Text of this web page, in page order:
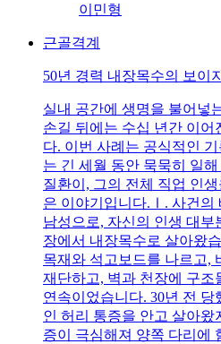
이민형
근골격계
50년 경력 내장목수의 보이
실내 공간에 생명을 불어넣
손길 뒤에는 수십 년간 이어
다. 이번 사례는 공식적인
는 긴 세월 동안 묵묵히 일
질환이, 그의 전체 직업 인
은 이야기입니다.Ⅰ. 사건의
남성으로, 자신의 인생 대부
장에서 내장목수로 살아왔
목재와 석고보드를 나르고,
재단하고, 벽과 천장에 구조
연속이었습니다. 30년 전
인 허리 통증을 안고 살아왔
증이 극심해져 양쪽 다리에